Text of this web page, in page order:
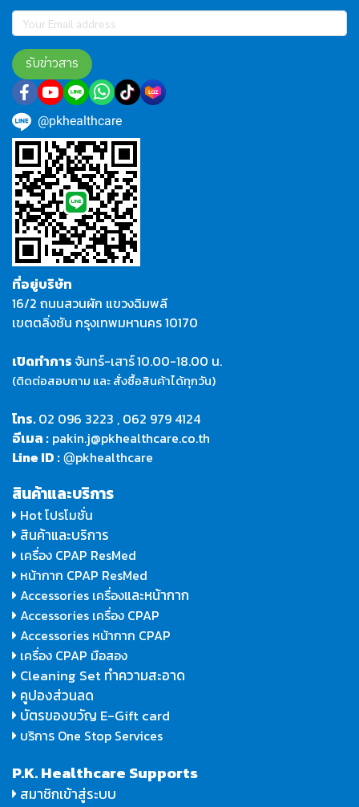
รับข่าวสาร
@pkhealthcare
ที่อยู่บริษัท
16/2 ถนนสวนผัก แขวงฉิมพลี
เขตตลิ่งชัน กรุงเทพมหานคร 10170
เปิดทำการจันทร์-เสาร์10.00-18.00 น.
(ติดต่อสอบถาม และ สั่งซื้อสินค้าได้ทุกวัน)
โทร.02 096 3223 , 062 979 4124
อีเมล : pakin.j@pkhealthcare.co.th
Line ID : @pkhealthcare
สินค้าและบริการ
Hot โปรโมชั่น
สินค้าและบริการ
เครื่อง CPAP ResMed
หน้ากาก CPAP ResMed
Accessories เครื่องและหน้ากาก
Accessories เครื่อง CPAP
Accessories หน้ากาก CPAP
เครื่อง CPAP มือสอง
Cleaning Set ทำความสะอาด
คูปองส่วนลด
บัตรของขวัญ E-Gift card
บริการ One Stop Services
P.K. Healthcare Supports
สมาชิกเข้าสู่ระบบ